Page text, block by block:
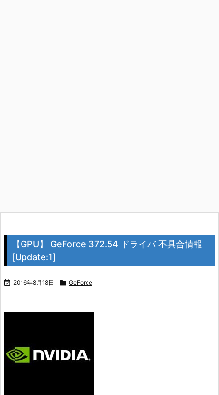
【GPU】 GeForce 372.54 ドライバ 不具合情報
[Update:1]
 2016年8月18日  GeForce